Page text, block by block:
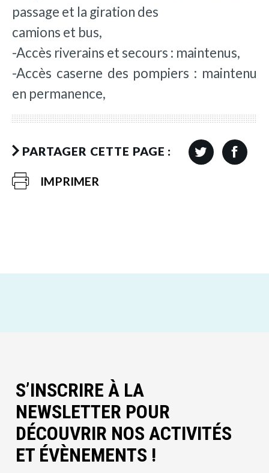
passage et la giration des
camions et bus,
-Accès riverains et secours : maintenus,
-Accès caserne des pompiers : maintenu
en permanence,
PARTAGER CETTE PAGE :
IMPRIMER
S’INSCRIRE À LA
NEWSLETTER POUR
DÉCOUVRIR NOS ACTIVITÉS
ET ÉVÈNEMENTS !